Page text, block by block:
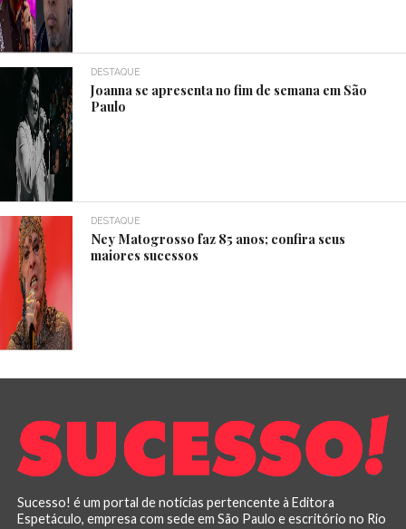
DESTAQUE
Joanna se apresenta no fim de semana em São
Paulo
DESTAQUE
Ney Matogrosso faz 85 anos; confira seus
maiores sucessos
Sucesso! é um portal de notícias pertencente à Editora
Espetáculo, empresa com sede em São Paulo e escritório no Rio